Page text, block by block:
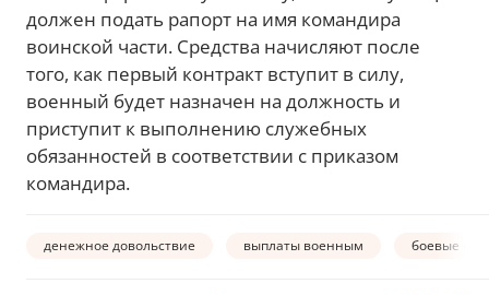
должен подать рапорт на имя командира
воинской части. Средства начисляют после
того, как первый контракт вступит в силу,
военный будет назначен на должность и
приступит к выполнению служебных
обязанностей в соответствии с приказом
командира.
денежное довольствие выплаты военным боевые